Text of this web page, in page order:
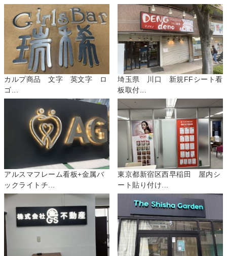
カルプ商品 文字 英文字 ロ
ゴ...
埼玉県 川口 新規FFシート看
板取付...
アルスマフレーム看板+金属バ
ックライトチ...
東京都新宿区西早稲田 屋内シ
ート貼り付け...